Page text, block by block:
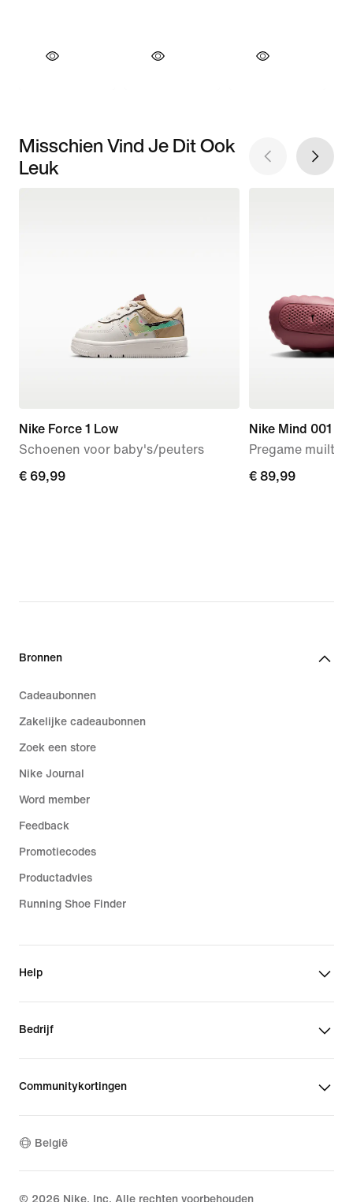
Misschien Vind Je Dit Ook
Leuk
Nike Force 1 Low
Schoenen voor baby's/peuters
€ 69,99
€ 69,99
Nike Mind 001
Pregame
€ 89,99
€ 89,99
Bronnen
Cadeaubonnen
Zakelijke cadeaubonnen
Zoek een store
Nike Journal
Word member
Feedback
Promotiecodes
Productadvies
Running Shoe Finder
Help
Bedrijf
Communitykortingen
België
© 2026 Nike, Inc. Alle rechten voorbehouden